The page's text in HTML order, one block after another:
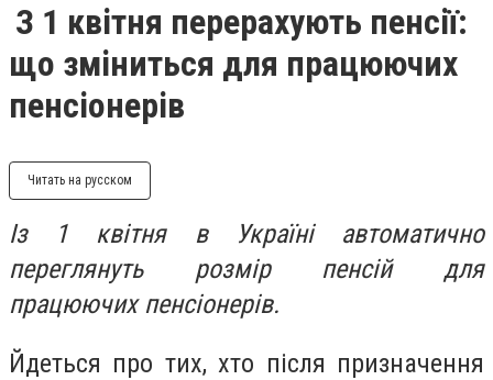
З 1 квітня перерахують пенсії:
що зміниться для працюючих
пенсіонерів
Читать на русском
Із 1 квітня в Україні автоматично
переглянуть розмір пенсій для
працюючих пенсіонерів.
Йдеться про тих, хто після призначення